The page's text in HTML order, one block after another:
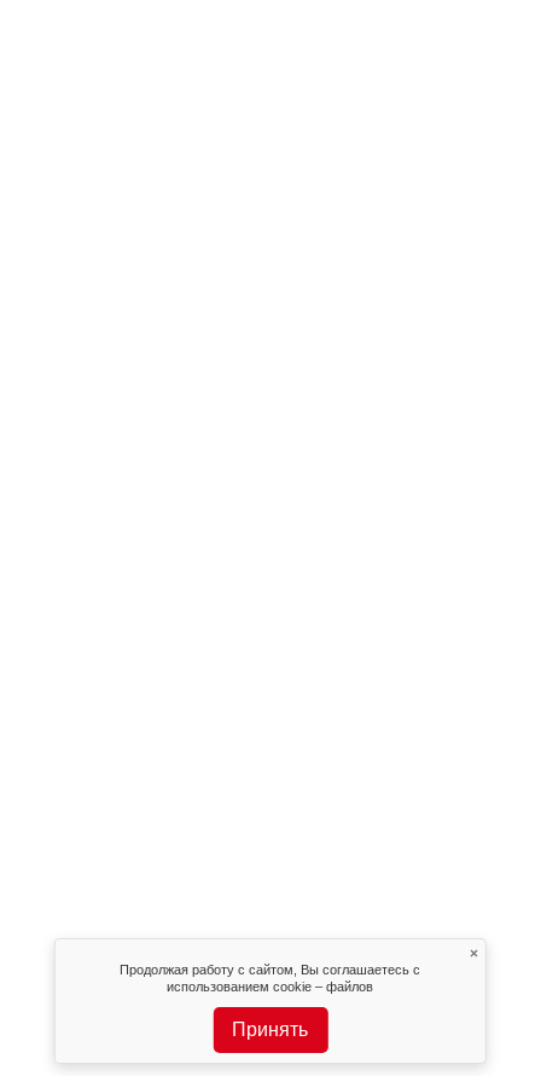
Продолжая работу с сайтом, Вы соглашаетесь с
использованием cookie – файлов
Принять
×